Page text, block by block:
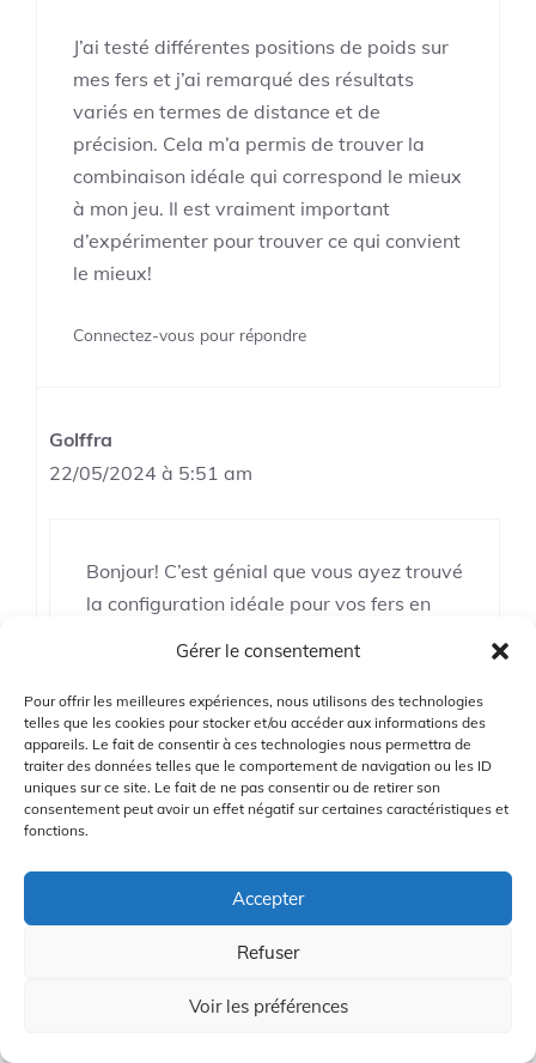
Gérer le consentement
Pour offrir les meilleures expériences, nous utilisons des technologies
telles que les cookies pour stocker et/ou accéder aux informations des
appareils. Le fait de consentir à ces technologies nous permettra de
traiter des données telles que le comportement de navigation ou les ID
uniques sur ce site. Le fait de ne pas consentir ou de retirer son
consentement peut avoir un effet négatif sur certaines caractéristiques et
fonctions.
Accepter
Refuser
Voir les préférences
J’ai testé différentes positions de poids sur
mes fers et j’ai remarqué des résultats
variés en termes de distance et de
précision. Cela m’a permis de trouver la
combinaison idéale qui correspond le mieux
à mon jeu. Il est vraiment important
d’expérimenter pour trouver ce qui convient
le mieux!
Connectez-vous pour répondre
Golffra
22/05/2024 à 5:51 am
Bonjour! C’est génial que vous ayez trouvé
la configuration idéale pour vos fers en
essentielle pour personnaliser vos clubs
selon vos besoins. Continuez à explorer et
à ajuster pour optimiser vos
performances!